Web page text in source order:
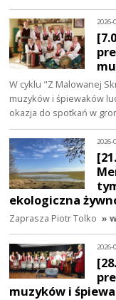
2026-
W cyklu "Z Malowanej
muzyków i śpiewaków
okazja do spotkań w
2026-
ekologiczna
Zaprasza Piotr Tolko »
2026-
muzyków i